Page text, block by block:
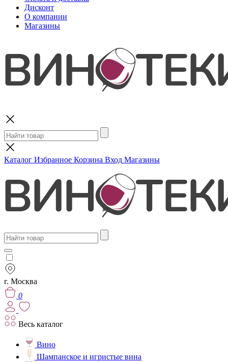
Дисконт
О компании
Магазины
Каталог Избранное Корзина Вход Магазины
г. Москва
0
Весь каталог
Вино
Шампанское и игристые вина